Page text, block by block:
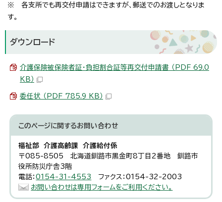
※ 各支所でも再交付申請はできますが、郵送でのお渡しとなりま
す。
ダウンロード
介護保険被保険者証・負担割合証等再交付申請書 （PDF 69.0
KB）
委任状 （PDF 785.9 KB）
このページに関するお問い合わせ
福祉部 介護高齢課 介護給付係
〒085-8505 北海道釧路市黒金町8丁目2番地 釧路市
役所防災庁舎3階
電話：0154-31-4553
ファクス：0154-32-2003
お問い合わせは専用フォームをご利用ください。